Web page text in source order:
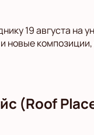
19 августа
новые
(Roof